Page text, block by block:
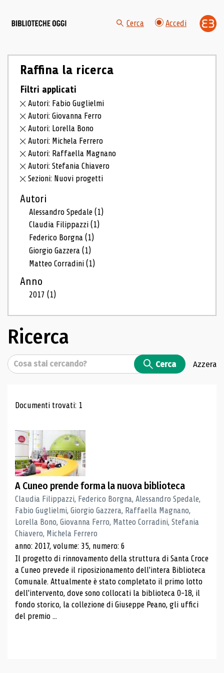
Cerca Accedi
Raffina la ricerca
Filtri applicati
Autori: Fabio Guglielmi
Autori: Giovanna Ferro
Autori: Lorella Bono
Autori: Michela Ferrero
Autori: Raffaella Magnano
Autori: Stefania Chiavero
Sezioni: Nuovi progetti
Autori
Alessandro Spedale(1)
Claudia Filippazzi(1)
Federico Borgna(1)
Giorgio Gazzera(1)
Matteo Corradini(1)
Anno
2017(1)
Ricerca
Cerca Cerca Azzera
Risultati di ricerca
Documenti trovati: 1
A Cuneo prende forma la nuova biblioteca
Claudia Filippazzi, Federico Borgna, Alessandro Spedale,
Fabio Guglielmi, Giorgio Gazzera, Raffaella Magnano,
Lorella Bono, Giovanna Ferro, Matteo Corradini, Stefania
Chiavero, Michela Ferrero
anno: 2017, volume: 35, numero: 6
Il progetto di rinnovamento della struttura di Santa Croce
a Cuneo prevede il riposizionamento dell'intera Biblioteca
Comunale. Attualmente è stato completato il primo lotto
dell'intervento, dove sono collocati la biblioteca 0-18, il
fondo storico, la collezione di Giuseppe Peano, gli uffici
del premio ...